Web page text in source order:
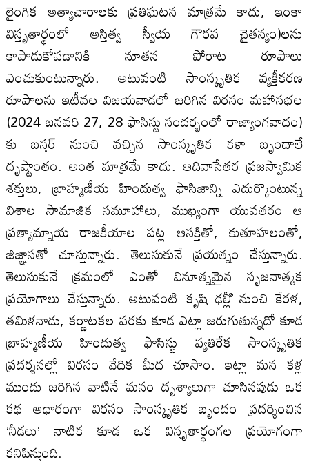
లైంగిక అత్యాచారాలకు ప్రతిఘటన మాత్రమే కాదు, ఇంకా
విస్తృతార్థంలో అస్తిత్వ స్వీయ గౌరవ చైతన్యం)లను
కాపాడుకోవడానికి నూతన పోరాట రూపాలు
ఎంచుకుంటున్నారు. అటువంటి సాంస్కృతిక వ్యక్తీకరణ
రూపాలను ఇటీవల విజయవాడలో జరిగిన విరసం మహాసభల
(2024 జనవరి 27, 28 ఫాసిస్టు సందర్భంలో రాజ్యాంగవాదం)
కు బస్తర్‌ నుంచి వచ్చిన సాంస్కృతిక కళా బృందాలే
దృష్టాంతం. అంత మాత్రమే కాదు. ఆదివాసేతర ప్రజస్వామిక
శక్తులు, బ్రాహ్మణీయ హిందుత్వ ఫాసిజాన్ని ఎదుర్కొంటున్న
విశాల సామాజిక సమూహాలు, ముఖ్యంగా యువతరం ఆ
ప్రత్యామ్నాయ రాజకీయాల పట్ల ఆసక్తితో, కుతూహలంతో,
జిజ్ఞాసతో చూస్తున్నారు. తెలుసుకునే ప్రయత్నం చేస్తున్నారు.
తెలుసుకునే క్రమంలో ఎంతో వినూత్నమైన సృజనాత్మక
ప్రయోగాలు చేస్తున్నారు. అటువంటి కృషి ఢల్లీి నుంచి కేరళ,
తమిళనాడు, కర్ణాటకల వరకు కూడ ఎట్లా జరుగుతున్నదో కూడ
బ్రాహ్మణీయ హిందుత్వ ఫాసిస్టు వ్యతిరేక సాంస్కృతిక
ప్రదర్శనల్లో విరసం వేదిక మీద చూసాం. ఇట్లా మన కళ్ల
ముందు జరిగిన వాటినే మనం దృశ్యాలుగా చూసినపుడు ఒక
కథ ఆధారంగా విరసం సాంస్కృతిక బృందం ప్రదర్శించిన
‘నీడలు’ నాటిక కూడ ఒక విస్తృతార్థంగల ప్రయోగంగా
కనిపిస్తుంది.